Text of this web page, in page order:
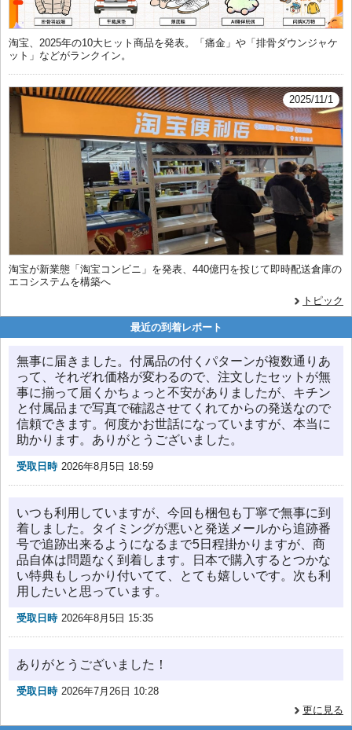
淘宝、2025年の10大ヒット商品を発表。「痛金」や「排骨ダウンジャケ
ット」などがランクイン。
2025/11/1
淘宝が新業態「淘宝コンビニ」を発表、440億円を投じて即時配送倉庫の
エコシステムを構築へ
トピック
最近の到着レポート
無事に届きました。付属品の付くパターンが複数通りあ
って、それぞれ価格が変わるので、注文したセットが無
事に揃って届くかちょっと不安がありましたが、キチン
と付属品まで写真で確認させてくれてからの発送なので
信頼できます。何度かお世話になっていますが、本当に
助かります。ありがとうございました。
受取日時 2026年8月5日 18:59
いつも利用していますが、今回も梱包も丁寧で無事に到
着しました。タイミングが悪いと発送メールから追跡番
号で追跡出来るようになるまで5日程掛かりますが、商
品自体は問題なく到着します。日本で購入するとつかな
い特典もしっかり付いてて、とても嬉しいです。次も利
用したいと思っています。
受取日時 2026年8月5日 15:35
ありがとうございました！
受取日時 2026年7月26日 10:28
更に見る